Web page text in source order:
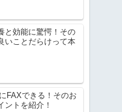
と効能に驚愕！その
いことだらけって本
FAXできる！そのお
ントを紹介！